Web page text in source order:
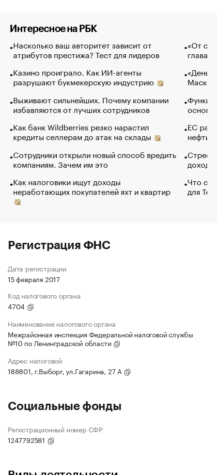
Интересное на РБК
Насколько ваш авторитет зависит от
атрибутов престижа? Тест для лидеров
Казино проиграло. Как ИИ-агенты
разрушают букмекерскую индустрию
Выживают сильнейших. Почему компании
избавляются от лучших сотрудников
Как банк Wildberries резко нарастил
кредиты селлерам до атак на склады
Сотрудники открыли новый способ вредить
компаниям. Зачем им это
Как налоговики ищут доходы
неработающих покупателей яхт и квартир
«От
глава
Маск в
основ
ЕС
нефти
Что
для
Регистрация ФНС
Дата регистрации
15 февраля 2017
Код налогового органа
4704
Наименование налогового органа
Межрайонная инспекция Федеральной налоговой службы
№10 по Ленинградской области
Адрес налоговой
188801, г.Выборг, ул.Гагарина, 27 А
Социальные фонды
Регистрационный номер СФР
1247792581